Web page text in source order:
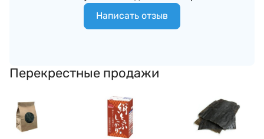
Написать отзыв
Перекрестные продажи